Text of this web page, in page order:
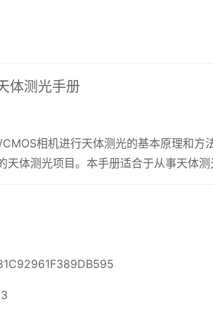
体测光手册
相机进行天体测光的基本原理和
天体测光项目。本手册适合于从事天体测